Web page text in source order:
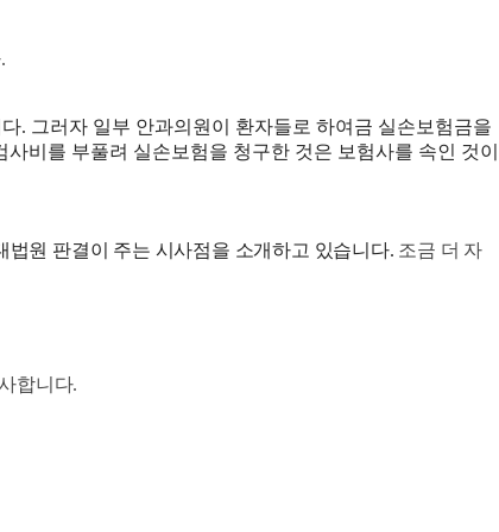
.
. 그러자 일부 안과의원이 환자들로 하여금 실손보험금을
비를 부풀려 실손보험을 청구한 것은 보험사를 속인 것이
원 판결이 주는 시사점을 소개하고 있습니다. 조금 더 자
합니다.